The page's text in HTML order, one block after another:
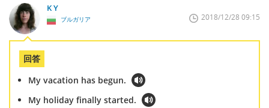
K Y
ブルガリア 2018/12/28 09:15
回答
My vacation has begun.
My holiday finally started.